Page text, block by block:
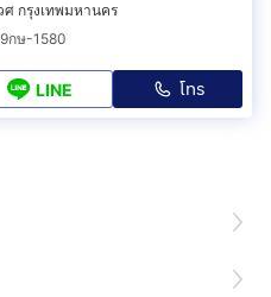
ศ กรุงเทพมหานคร
กษ-1580
LINE โทร